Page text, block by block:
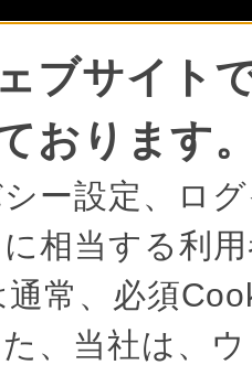
ルオーディオプレーヤー ウォークマ
タブルオーディオプレーヤー ウォークマン
楽しみかたガイド PCアプ
ブサイト
おります
ー設定、ロ
相当する利
常、必須
、当社は、